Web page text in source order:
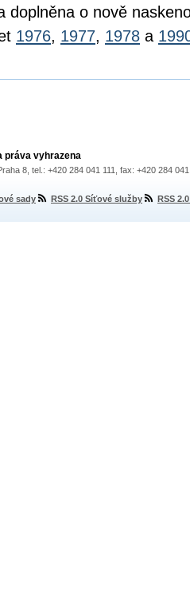
doplněna o nově
1976, 1977, 1978 a
práva vyhrazena
8, tel.: +420 284 041 111, fax: +420 284
sady RSS 2.0 Síťové služby RSS